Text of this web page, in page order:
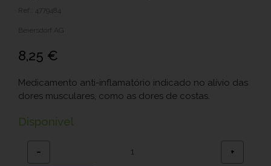
Ref.: 4779484
Beiersdorf AG
8,25 €
Medicamento anti-inflamatório indicado no alívio das
dores musculares, como as dores de costas.
Disponível
− +